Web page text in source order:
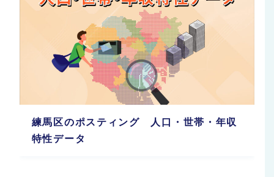
練馬区のポスティング 人口・世帯・年収
特性データ